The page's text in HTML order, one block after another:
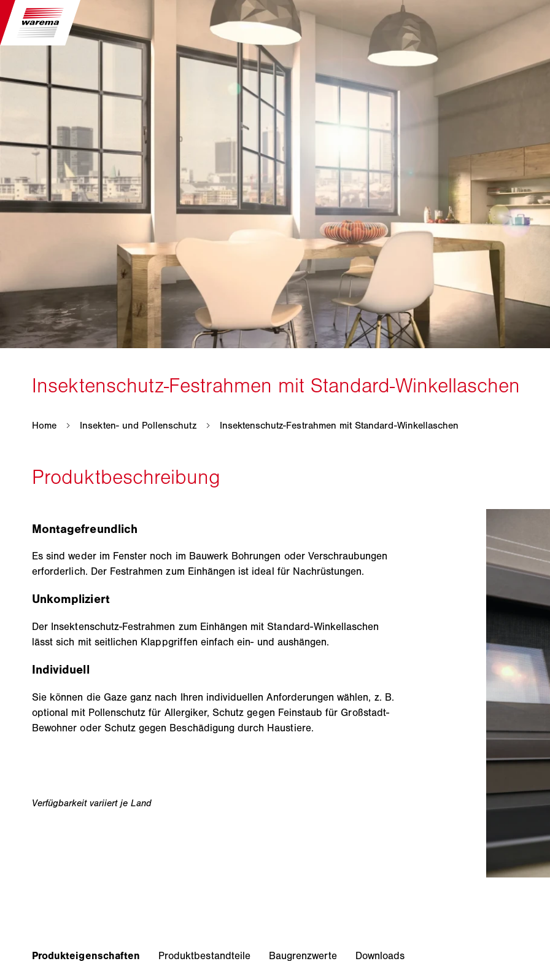
Montagefreundlich
Es sind weder im Fenster noch im Bauwerk Bohrungen oder Verschraubungen
erforderlich. Der Festrahmen zum Einhängen ist ideal für Nachrüstungen.
Unkompliziert
Der Insektenschutz-Festrahmen zum Einhängen mit Standard-Winkellaschen
lässt sich mit seitlichen Klappgriffen einfach ein- und aushängen.
Individuell
Sie können die Gaze ganz nach Ihren individuellen Anforderungen wählen, z. B.
optional mit Pollenschutz für Allergiker, Schutz gegen Feinstaub für Großstadt-
Bewohner oder Schutz gegen Beschädigung durch Haustiere.